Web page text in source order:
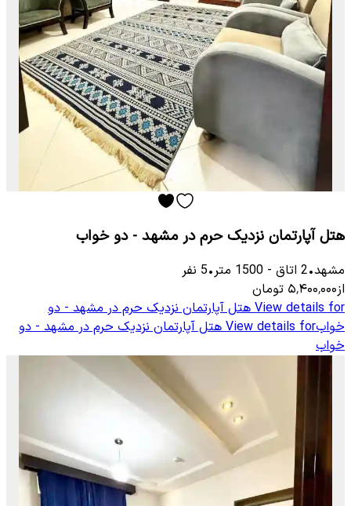
هتل آپارتمان نزدیک حرم در مشهد - دو خواب
مشهد•
2 اتاق -
1500 متر•
5 نفر
از۵٬۴۰۰٬۰۰۰ تومان
View details for هتل آپارتمان نزدیک حرم در مشهد - دو
خوابView details for هتل آپارتمان نزدیک حرم در مشهد - دو
خواب